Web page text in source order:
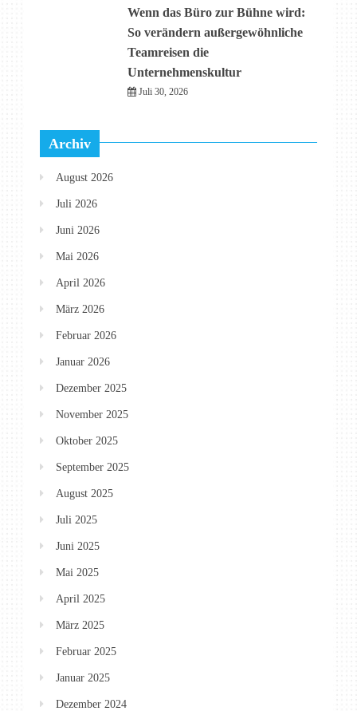
Wenn das Büro zur Bühne wird:
So verändern außergewöhnliche
Teamreisen die
Unternehmenskultur
Juli 30, 2026
Archiv
August 2026
Juli 2026
Juni 2026
Mai 2026
April 2026
März 2026
Februar 2026
Januar 2026
Dezember 2025
November 2025
Oktober 2025
September 2025
August 2025
Juli 2025
Juni 2025
Mai 2025
April 2025
März 2025
Februar 2025
Januar 2025
Dezember 2024